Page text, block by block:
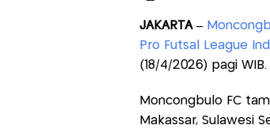
JAKARTA –
Pro Futsal League
(18/4/2026) pagi WIB.
Moncongbulo FC
Makassar, Sulawesi